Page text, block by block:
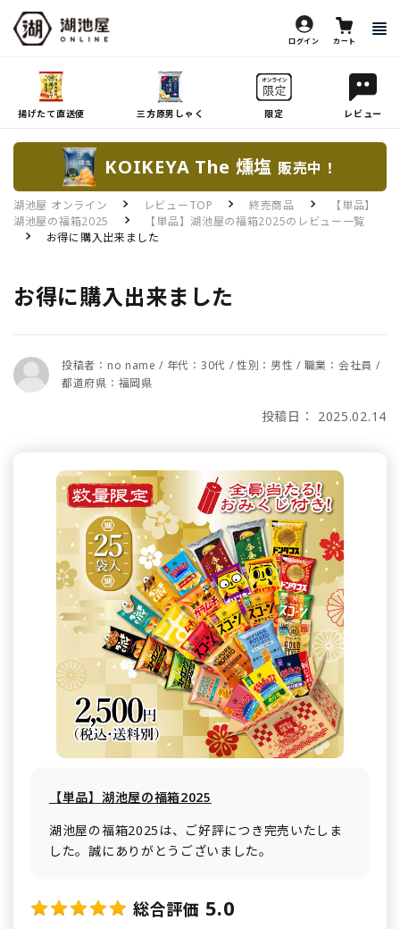
ログイン カート
揚げたて直送便 三方原男しゃく 限定 レビュー
KOIKEYA The 燻塩 販売中！
湖池屋 オンライン レビューTOP 終売商品
【単品】
湖池屋の福箱2025
【単品】湖池屋の福箱2025のレビュー一覧
お得に購入出来ました
お得に購入出来ました
投稿者：no name / 年代：30代 / 性別：男性 / 職業：会社員 /
都道府県：福岡県
投稿日： 2025.02.14
【単品】湖池屋の福箱2025
湖池屋の福箱2025は、ご好評につき完売いたしま
した。誠にありがとうございました。
総合評価 5.0